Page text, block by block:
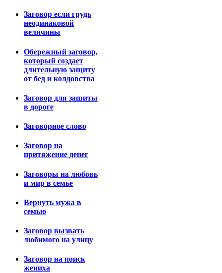
Заговор если грудь
неодинаковой
величины
Обережный заговор,
который создает
длительную защиту
от бед и колдовства
Заговор для зашиты
в дороге
Заговорное слово
Заговор на
притяжение денег
Заговоры на любовь
и мир в семье
Вернуть мужа в
семью
Заговор вызвать
любимого на улицу
Заговор на поиск
жениха